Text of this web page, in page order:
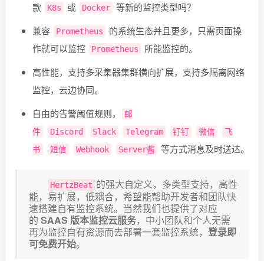
款
K8s 或 Docker
等新的监控类型吗？
兼容
Prometheus
的系统生态并且更多，只需页面操
作就可以监控
Prometheus
所能监控的。
高性能，支持多采集器集群横向扩展，支持多隔离网络
监控，云边协同。
自由的告警阈值规则，
邮
件
Discord Slack Telegram 钉钉 微信
飞
书
短信 Webhook Server酱 等方式消息及时送达。
HertzBeat 的强大自定义，多类型支持，高性
能，易扩展，低耦合，希望能帮助开发者和团队快
速搭建自有监控系统。当然我们也提供了对应
的 SAAS 版本监控云服务，中小团队和个人无需
再为监控自有资源而去部署一套监控系统， 登录即
可免费开始。